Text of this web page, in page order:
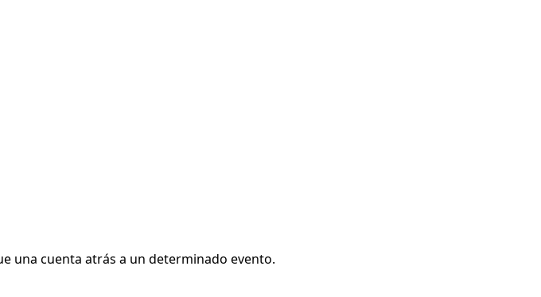
una cuenta atrás a un determinado evento.